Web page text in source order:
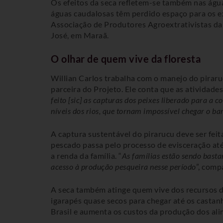
Os efeitos da seca refletem-se também nas
águas caudalosas têm perdido espaço para
Associação de Produtores Agroextrativistas
José, em Maraã.
O olhar de quem vive da floresta
Willian Carlos trabalha com o manejo do
parceira do Projeto. Ele conta que as
feito [sic] as capturas dos peixes liberado para a
níveis dos rios, que tornam impossível chegar o
A captura sustentável do pirarucu deve ser
pescado passa pelo processo de evisceração
a renda da família. “ As famílias estão sendo
acesso à produção pesqueira nesse período”,
A seca também atinge quem vive dos recursos
igarapés quase secos para chegar até os
Brasil e aumenta os custos da produção dos